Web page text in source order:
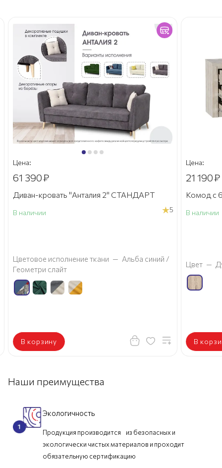
Цена:
61 390₽
Диван-кровать "Анталия 2" СТАНДАРТ
В наличии 5
Цветовое исполнение ткани — Альба синий /
Геометри слайт
В корзину
Цена:
21 190₽
Комод с
В наличии
Цвет —
В
Наши преимущества
Экологичность
Продукция производится из безопасных и
экологически чистых материалов и проходит
обязательную сертификацию